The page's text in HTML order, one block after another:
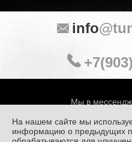
Мы в
info
+7(903)
На нашем сайте мы
информацию о предыдущих